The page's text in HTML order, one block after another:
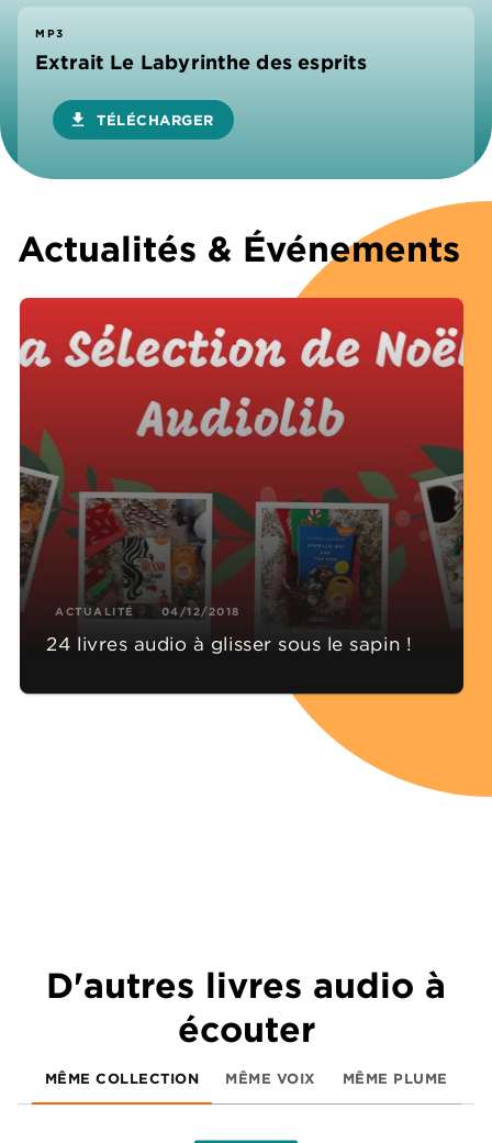
MP3
Extrait Le Labyrinthe des esprits
download TÉLÉCHARGER
Actualités & Événements
ACTUALITÉ 04/12/2018
24 livres audio à glisser sous le sapin !
D'autres livres audio à
écouter
MÊME COLLECTION MÊME VOIX MÊME PLUME